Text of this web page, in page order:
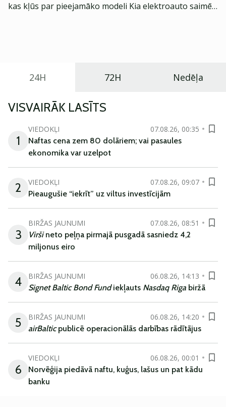
kas kļūs par pieejamāko modeli Kia elektroauto saimē
24H 72H Nedēļa
VISVAIRĀK LASĪTS
1
VIEDOKĻI
07.08.26, 00:35
Naftas cena zem 80 dolāriem; vai pasaules
ekonomika var uzelpot
2 VIEDOKĻI
07.08.26, 09:07
Pieaugušie “iekrīt” uz viltus investīcijām
3
BIRŽAS JAUNUMI
07.08.26, 08:51
Viršineto peļņa pirmajā pusgadā sasniedz 4,2
miljonus eiro
4 BIRŽAS JAUNUMI
06.08.26, 14:13
Signet Baltic Bond Fundiekļauts Nasdaq Riga biržā
5 BIRŽAS JAUNUMI
06.08.26, 14:20
airBalticpublicē operacionālās darbības rādītājus
6
VIEDOKĻI
06.08.26, 00:01
Norvēģija piedāvā naftu, kuģus, lašus un pat kādu
banku